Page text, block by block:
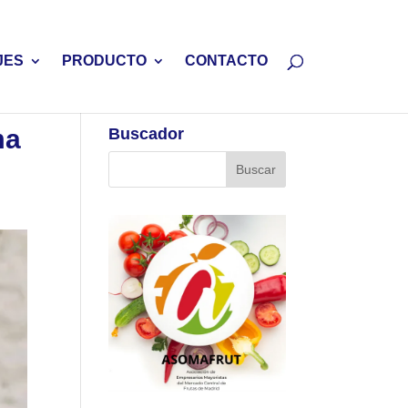
PRODUCTO CONTACTO
Buscador